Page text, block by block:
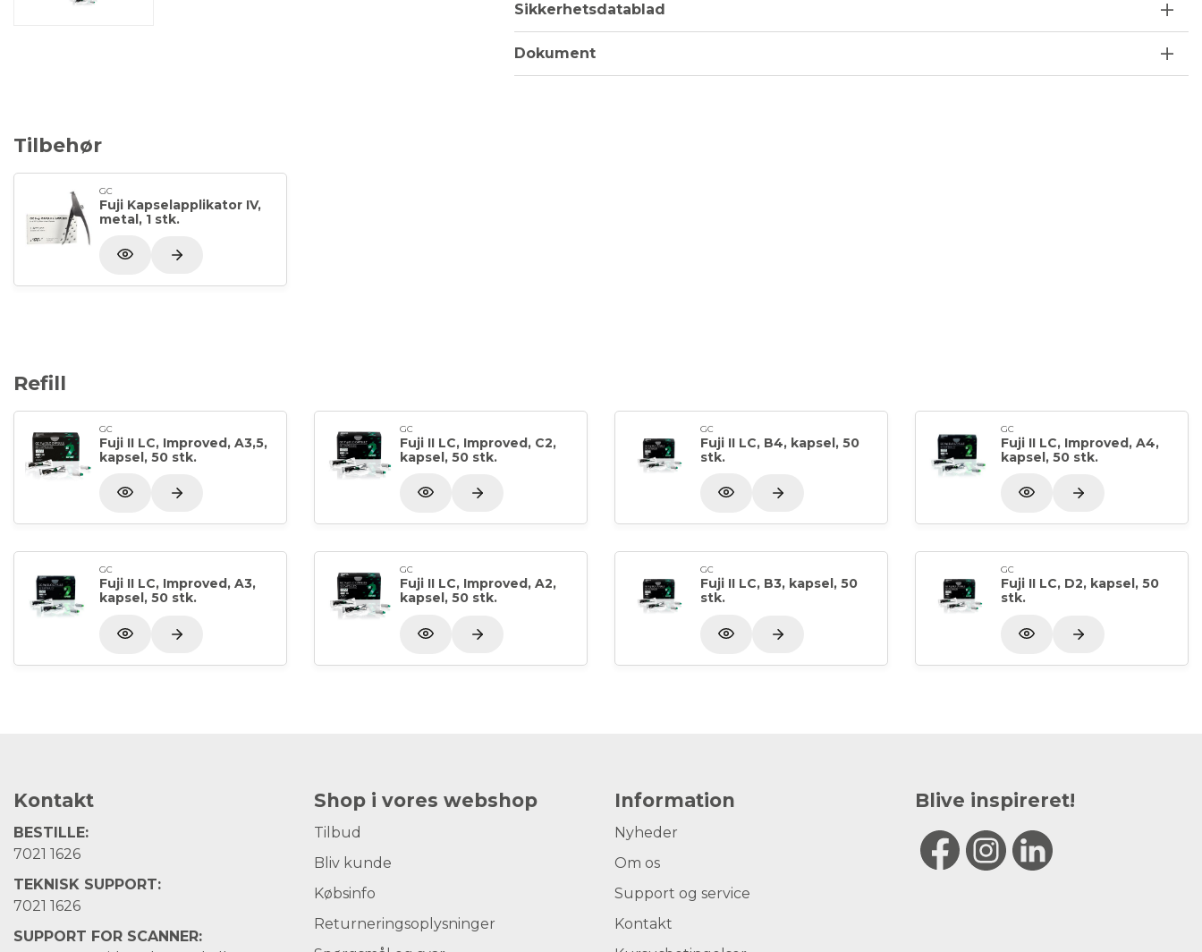
Radiopaque
Øjeblikkelig finish, farvematchning og æstetik nu lige så god som kompositresin
Sikkerhetsdatablad
Dokument
Tilbehør
GC
Fuji Kapselapplikator IV,
metal, 1 stk.
Refill
GC
Fuji II LC, Improved, A3,5,
kapsel, 50 stk.
GC
Fuji II LC, Improved, C2,
kapsel, 50 stk.
GC
Fuji II LC, B4, kapsel, 50
stk.
GC
Fuji II LC, Improved, A4,
kapsel, 50 stk.
GC
Fuji II LC, Improved, A3,
kapsel, 50 stk.
GC
Fuji II LC, Improved, A2,
kapsel, 50 stk.
GC
Fuji II LC, B3, kapsel, 50
stk.
GC
Fuji II LC, D2, kapsel, 50
stk.
Kontakt
BESTILLE:
7021 1626
TEKNISK SUPPORT:
7021 1626
SUPPORT FOR SCANNER:
Shop i vores webshop
Tilbud
Bliv kunde
Købsinfo
Returneringsoplysninger
Information
Nyheder
Om os
Support og service
Kontakt
Blive inspireret!